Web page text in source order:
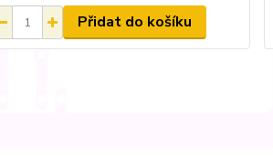
Přidat do košíku